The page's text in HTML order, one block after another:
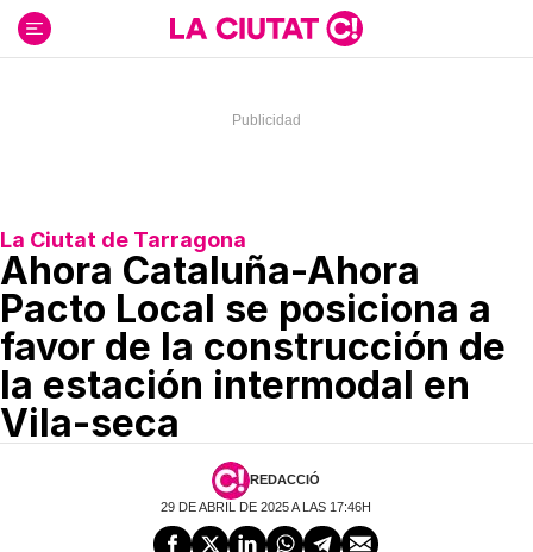
contenido
La Ciutat de Tarragona
Ahora Cataluña-Ahora
Pacto Local se posiciona a
favor de la construcción de
la estación intermodal en
Vila-seca
REDACCIÓ
29 DE ABRIL DE 2025 A LAS 17:46H